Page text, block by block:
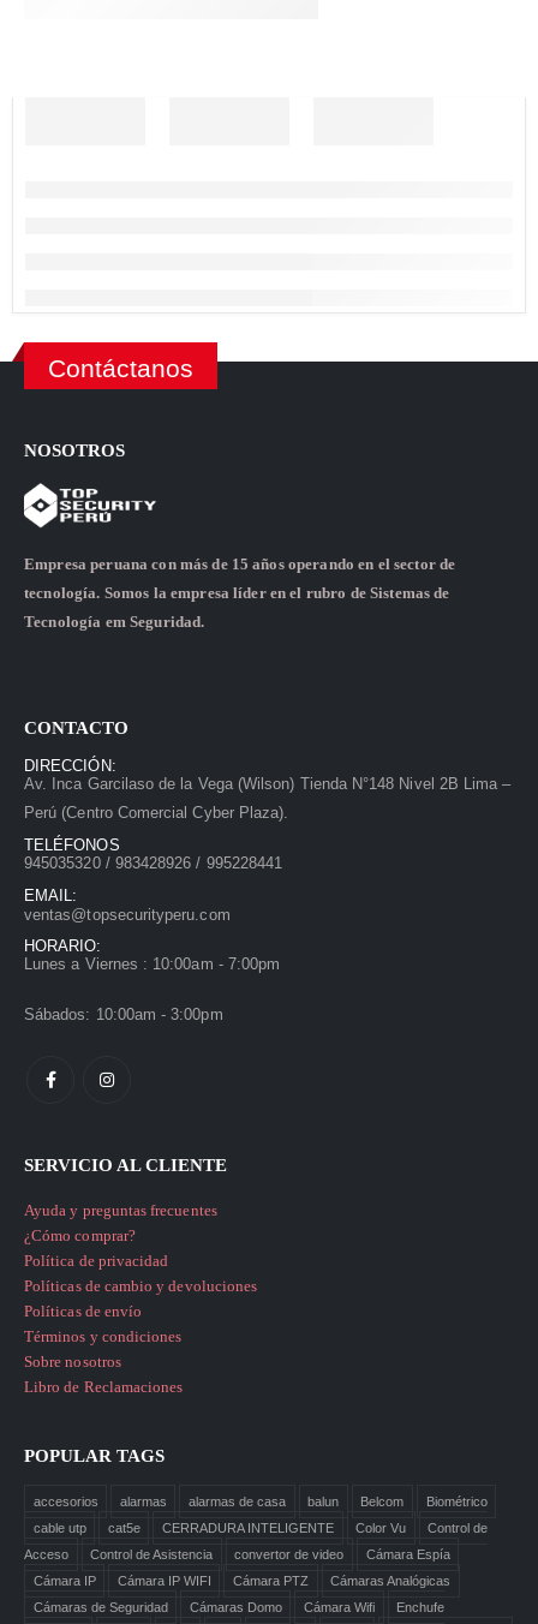
Contáctanos
NOSOTROS
Empresa peruana con más de 15 años operando en el sector de
tecnología. Somos la empresa líder en el rubro de Sistemas de
Tecnología em Seguridad.
CONTACTO
DIRECCIÓN:
Av. Inca Garcilaso de la Vega (Wilson) Tienda N°148 Nivel 2B Lima –
Perú (Centro Comercial Cyber Plaza).
TELÉFONOS
945035320 / 983428926 / 995228441
EMAIL:
ventas@topsecurityperu.com
HORARIO:
Lunes a Viernes : 10:00am - 7:00pm
Sábados: 10:00am - 3:00pm
SERVICIO AL CLIENTE
Ayuda y preguntas frecuentes
¿Cómo comprar?
Política de privacidad
Políticas de cambio y devoluciones
Políticas de envío
Términos y condiciones
Sobre nosotros
Libro de Reclamaciones
POPULAR TAGS
accesorios alarmas alarmas de casa balun Belcom
Biométrico
cable utp
cat5e CERRADURA INTELIGENTE Color Vu
Control de
Acceso
Control de Asistencia convertor de video
Cámara Espía
Cámara IP
Cámara IP WIFI Cámara PTZ
Cámaras Analógicas
Cámaras de Seguridad
Cámaras Domo Cámara Wifi Enchufe